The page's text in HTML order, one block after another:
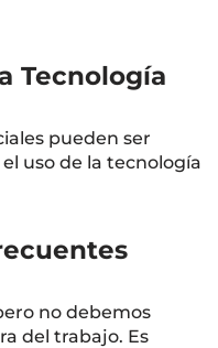
Tecnología
pueden ser
uso de la tecnología
no debemos
del trabajo. Es